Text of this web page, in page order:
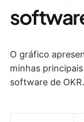
O gráfico
minhas
software de OKR.